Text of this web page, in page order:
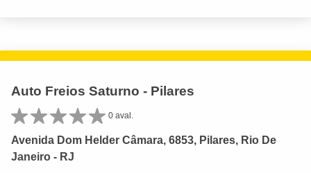
Auto Freios Saturno - Pilares
0 aval.
Avenida Dom Helder Câmara, 6853, Pilares, Rio De
Janeiro - RJ